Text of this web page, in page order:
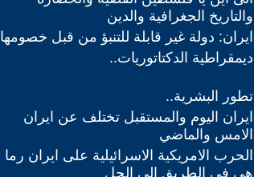
والتاريخ الجغرافية والدين
ايران: دولة غير قابلة للتنبؤ من قبل خصومها
ديمقراطية الدكتاتوريات..
تطور البشرية..
ايران اليوم والمستقبل تختلف عن ايران
الامس والماضي
الحرب الامريكية الاسرائيلية على ايران رما
هي في الطريق الى الحل